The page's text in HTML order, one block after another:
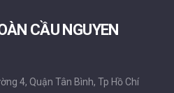
CẦU NGUYEN
4, Quận Tân Bình, Tp Hồ Chí